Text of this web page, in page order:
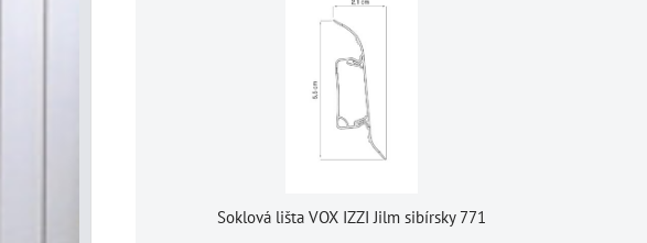
Soklová lišta VOX IZZI Jilm sibírsky 771